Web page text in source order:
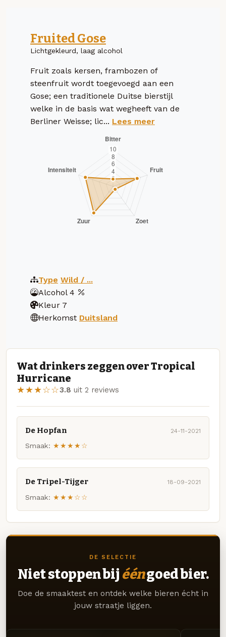
Fruited Gose
Lichtgekleurd, laag alcohol
Fruit zoals kersen, frambozen of
steenfruit wordt toegevoegd aan een
Gose; een traditionele Duitse bierstijl
welke in de basis wat wegheeft van de
Berliner Weisse; lic... Lees meer
Type Wild / ...
Alcohol 4
Kleur 7
Herkomst Duitsland
Wat drinkers zeggen over Tropical
Hurricane
★★★☆☆3.8 uit 2 reviews
De Hopfan 24-11-2021
Smaak: ★★★★☆
De Tripel-Tijger 18-09-2021
Smaak: ★★★☆☆
DE SELECTIE
Niet stoppen bij ééngoed bier.
Doe de smaaktest en ontdek welke bieren écht in
jouw straatje liggen.